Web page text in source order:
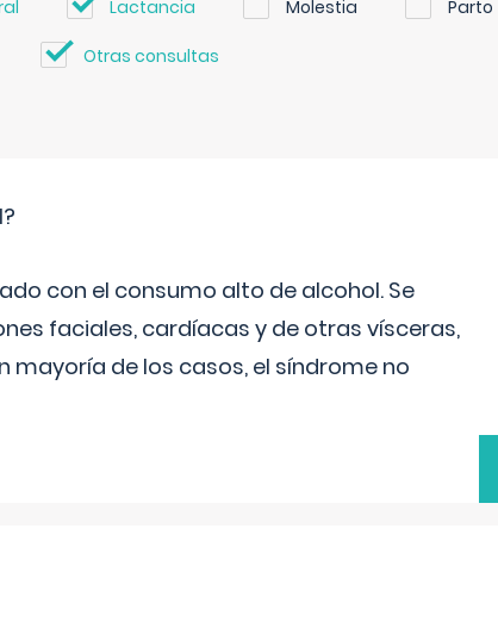
Lactancia Molestia Parto
Otras consultas
con el consumo alto de alcohol. Se
faciales, cardíacas y de otras vísceras,
de los casos, el síndrome no